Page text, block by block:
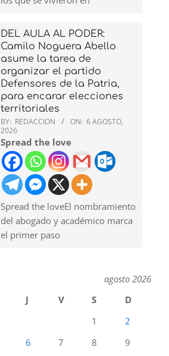
DEL AULA AL PODER:
Camilo Noguera Abello
asume la tarea de
organizar el partido
Defensores de la Patria,
para encarar elecciones
territoriales
BY: REDACCION ON: 6 AGOSTO,
2026
Spread the love
Spread the loveEl nombramiento
del abogado y académico marca
el primer paso
agosto 2026
J V S
D
1
2
6 7 8
9